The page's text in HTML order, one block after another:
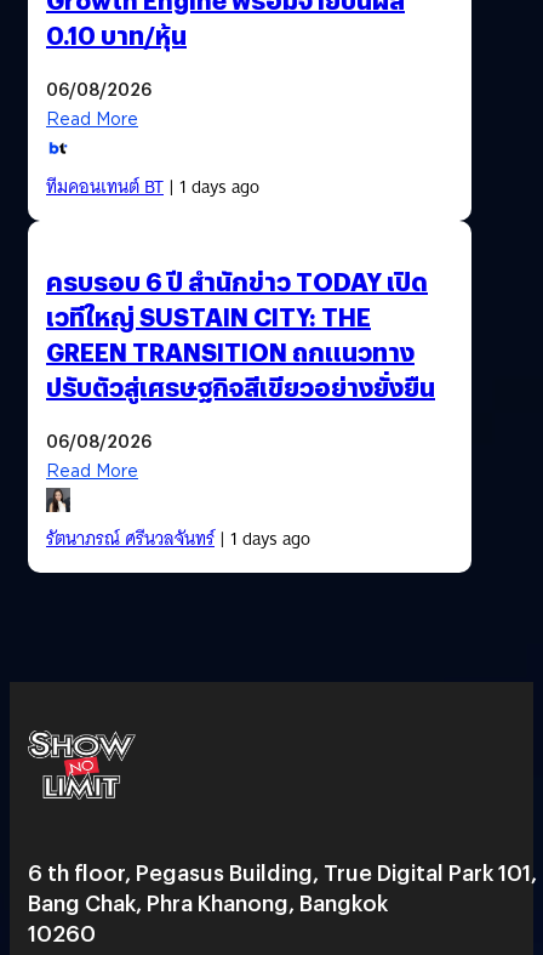
0.10 บาท/หุ้น
06/08/2026
Read More
ทีมคอนเทนต์ BT| 1 days ago
ครบรอบ 6 ปี สำนักข่าว TODAY เปิด
เวทีใหญ่ SUSTAIN CITY: THE
GREEN TRANSITION ถกแนวทาง
ปรับตัวสู่เศรษฐกิจสีเขียวอย่างยั่งยืน
06/08/2026
Read More
รัตนาภรณ์ ศรีนวลจันทร์| 1 days ago
6 th floor, Pegasus Building, True Digital Park 101,
Bang Chak, Phra Khanong, Bangkok
10260